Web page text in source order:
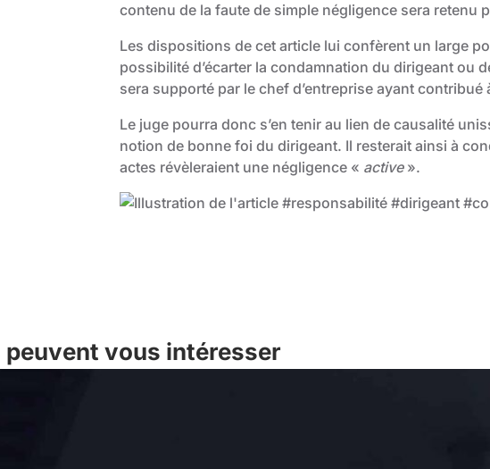
contenu de la faute de simple négligence sera retenu
Les dispositions de cet article lui confèrent un large
possibilité d’écarter la condamnation du dirigeant ou
sera supporté par le chef d’entreprise ayant contribué
Le juge pourra donc s’en tenir au lien de causalité
notion de bonne foi du dirigeant. Il resterait ainsi à
actes révèleraient une négligence « active».
vous intéresser